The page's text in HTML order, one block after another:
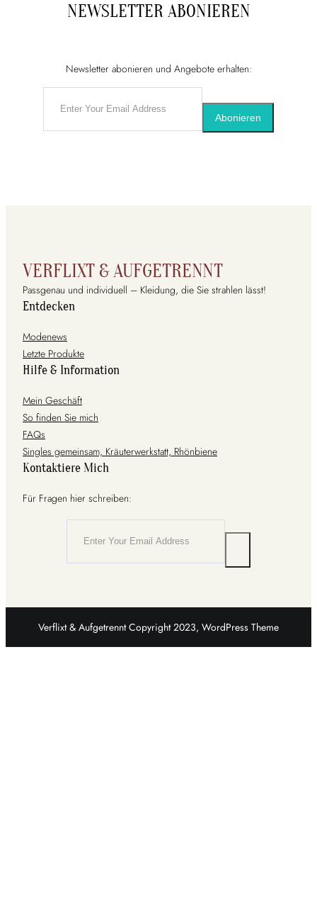
NEWSLETTER ABONIEREN
Newsletter abonieren und Angebote erhalten:
Abonieren
VERFLIXT & AUFGETRENNT
Passgenau und individuell – Kleidung, die Sie strahlen lässt!
Entdecken
Modenews
Letzte Produkte
Hilfe & Information
Mein Geschäft
So finden Sie mich
FAQs
Singles gemeinsam, Kräuterwerkstatt, Rhönbiene
Kontaktiere Mich
Für Fragen hier schreiben:
Verflixt & Aufgetrennt Copyright 2023, WordPress Theme